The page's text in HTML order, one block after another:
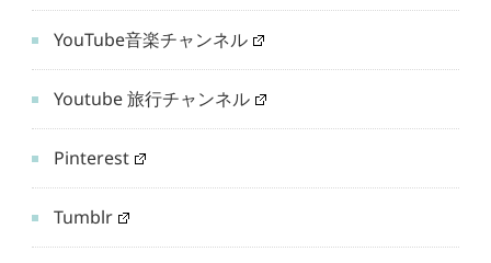
YouTube音楽チャンネル
Youtube 旅行チャンネル
Pinterest
Tumblr